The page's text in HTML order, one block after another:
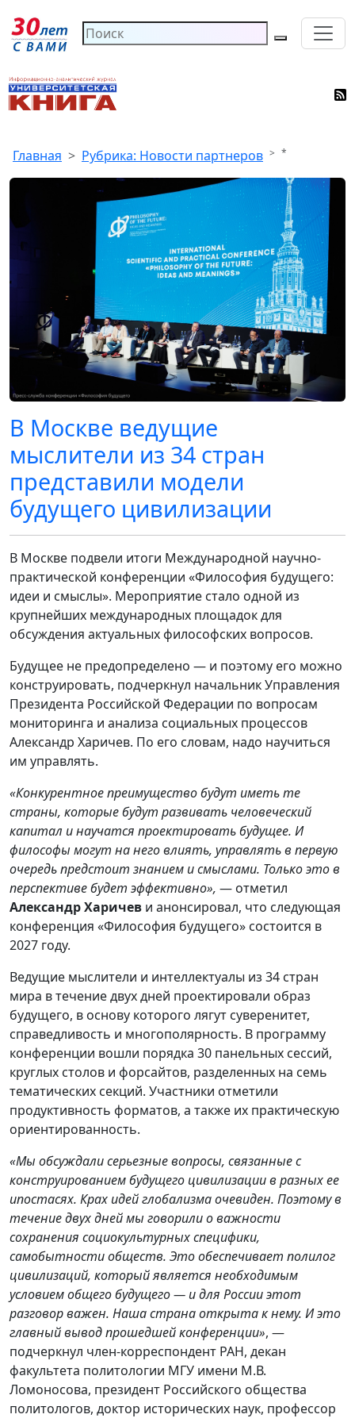
Главная Рубрика: Новости партнеров *
В Москве ведущие
мыслители из 34 стран
представили модели
будущего цивилизации
В Москве подвели итоги Международной научно-
практической конференции «Философия будущего:
идеи и смыслы». Мероприятие стало одной из
крупнейших международных площадок для
обсуждения актуальных философских вопросов.
Будущее не предопределено — и поэтому его можно
конструировать, подчеркнул начальник Управления
Президента Российской Федерации по вопросам
мониторинга и анализа социальных процессов
Александр Харичев. По его словам, надо научиться
им управлять.
«Конкурентное преимущество будут иметь те
страны, которые будут развивать человеческий
капитал и научатся проектировать будущее. И
философы могут на него влиять, управлять в первую
очередь предстоит знанием и смыслами. Только это в
перспективе будет эффективно», — отметил
Александр Харичев и анонсировал, что следующая
конференция «Философия будущего» состоится в
2027 году.
Ведущие мыслители и интеллектуалы из 34 стран
мира в течение двух дней проектировали образ
будущего, в основу которого лягут суверенитет,
справедливость и многополярность. В программу
конференции вошли порядка 30 панельных сессий,
круглых столов и форсайтов, разделенных на семь
тематических секций. Участники отметили
продуктивность форматов, а также их практическую
ориентированность.
«Мы обсуждали серьезные вопросы, связанные с
конструированием будущего цивилизации в разных ее
ипостасях. Крах идей глобализма очевиден. Поэтому в
течение двух дней мы говорили о важности
сохранения социокультурных специфики,
самобытности обществ. Это обеспечивает полилог
цивилизаций, который является необходимым
условием общего будущего — и для России этот
разговор важен. Наша страна открыта к нему. И это
главный вывод прошедшей конференции», —
подчеркнул член-корреспондент РАН, декан
факультета политологии МГУ имени М.В.
Ломоносова, президент Российского общества
политологов, доктор исторических наук, профессор